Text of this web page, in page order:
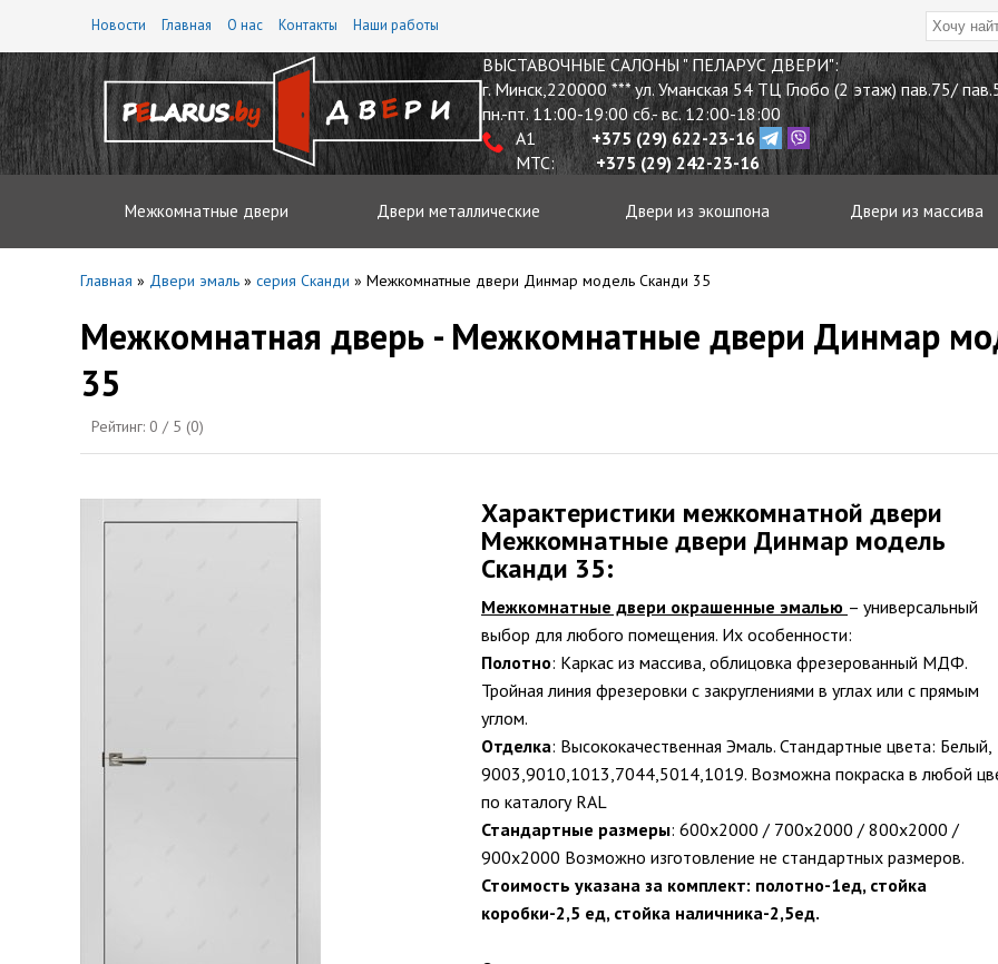
Новости Главная О нас Контакты Наши работы
ВЫСТАВОЧНЫЕСАЛОНЫ " ПЕЛАРУС ДВЕРИ":
г. Минск,220000 *** ул. Уманская 54 ТЦ Глобо (2 этаж) пав.75/
пн.-пт. 11:00-19:00 сб.- вс. 12:00-18:00
A1
+375 (29) 622-23-16
МТС:
+375 (29) 242-23-16
Межкомнатные двери Двери металлические Двери из экошпона Двери из массива
Главная » Двери эмаль » серия Сканди » Межкомнатные двери Динмар модель Сканди 35
Межкомнатная дверь - Межкомнатные двери Динмар
35
Рейтинг: 0 / 5 (0)
Xарактеристики межкомнатной двери
Межкомнатные двери Динмар модель
Сканди 35:
Межкомнатные двери окрашенные эмалью – универсальный
выбор для любого помещения. Их особенности:
Полотно: Каркас из массива, облицовка фрезерованный МДФ.
Тройная линия фрезеровки с закруглениями в углах или с прямым
углом.
Отделка: Высококачественная Эмаль. Стандартные цвета: Белый,
9003,9010,1013,7044,5014,1019. Возможна покраска в любой
по каталогу RAL
Стандартные размеры: 600х2000 / 700х2000 / 800х2000 /
900х2000 Возможно изготовление не стандартных размеров.
Стоимость указана за комплект: полотно-1ед, стойка
коробки-2,5 ед, стойка наличника-2,5ед.